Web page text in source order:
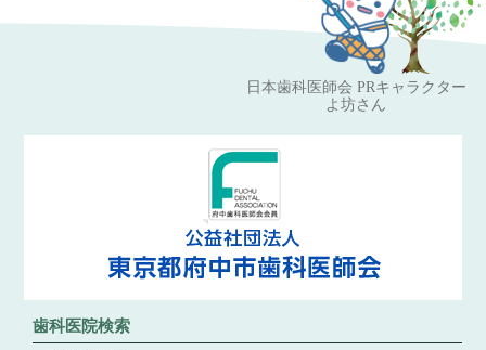
日本歯科医師会 PRキャラクター
よ坊さん
歯科医院検索